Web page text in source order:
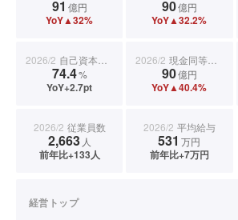
91 億円
YoY▲32%
90億円
YoY▲32.2%
2026/2 自己資本比率
74.4%
YoY+2.7pt
2026/2 現金同等物期末残高
90億円
YoY▲40.4%
2026/2 従業員数
2,663 人
前年比+133人
2026/2 平均給与
531 万円
前年比+7万円
経営トップ